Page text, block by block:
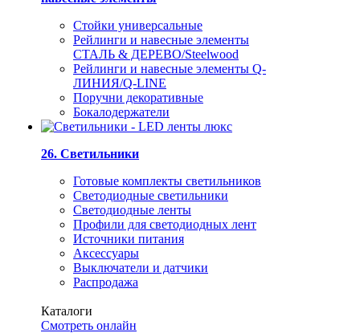
Стойки универсальные
Рейлинги и навесные элементы
СТАЛЬ & ДЕРЕВО/Steelwood
Рейлинги и навесные элементы Q-
ЛИНИЯ/Q-LINE
Поручни декоративные
Бокалодержатели
26. Светильники
Готовые комплекты светильников
Светодиодные светильники
Светодиодные ленты
Профили для светодиодных лент
Источники питания
Аксессуары
Выключатели и датчики
Распродажа
Каталоги
Смотреть онлайн